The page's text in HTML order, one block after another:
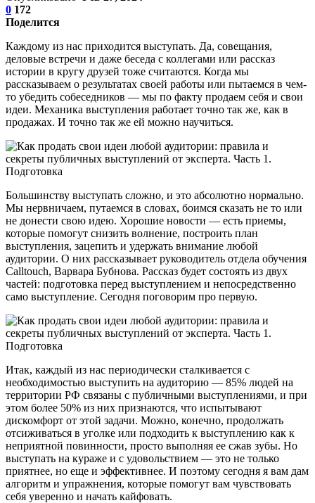
0 172
Поделится
Каждому из нас приходится выступать. Да, совещания,
деловые встречи и даже беседа с коллегами или рассказ
истории в кругу друзей тоже считаются. Когда мы
рассказываем о результатах своей работы или пытаемся в чем-
то убедить собеседников — мы по факту продаем себя и свои
идеи. Механика выступления работает точно так же, как в
продажах. И точно так же ей можно научиться.
Большинству выступать сложно, и это абсолютно нормально.
Мы нервничаем, путаемся в словах, боимся сказать не то или
не донести свою идею. Хорошие новости — есть приемы,
которые помогут снизить волнение, построить план
выступления, зацепить и удержать внимание любой
аудитории. О них рассказывает руководитель отдела обучения
Calltouch, Варвара Бубнова. Рассказ будет состоять из двух
частей: подготовка перед выступлением и непосредственно
само выступление. Сегодня поговорим про первую.
Итак, каждый из нас периодически сталкивается с
необходимостью выступить на аудиторию — 85% людей на
территории РФ связаны с публичными выступлениями, и при
этом более 50% из них признаются, что испытывают
дискомфорт от этой задачи. Можно, конечно, продолжать
отсиживаться в уголке или подходить к выступлению как к
неприятной повинности, просто выполняя ее сжав зубы. Но
выступать на кураже и с удовольствием — это не только
приятнее, но еще и эффективнее. И поэтому сегодня я вам дам
алгоритм и упражнения, которые помогут вам чувствовать
себя уверенно и начать кайфовать.